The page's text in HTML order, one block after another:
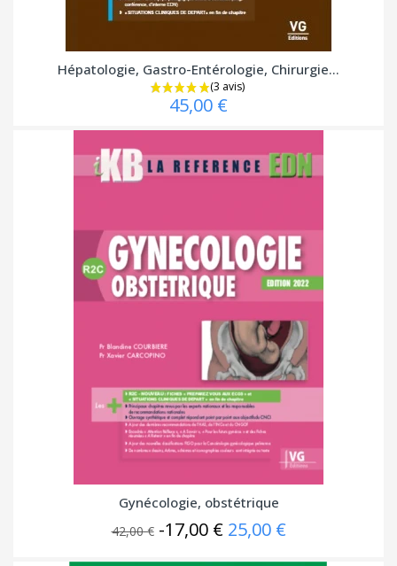
Hépatologie, Gastro-Entérologie, Chirurgie...
45,00 €
Gynécologie, obstétrique
42,00 € -17,00 € 25,00 €